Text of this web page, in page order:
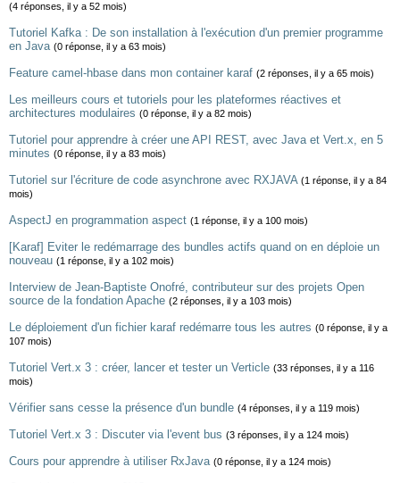
(4 réponses, il y a 52 mois)
Tutoriel Kafka : De son installation à l'exécution d'un premier programme
en Java (0 réponse, il y a 63 mois)
Feature camel-hbase dans mon container karaf (2 réponses, il y a 65 mois)
Les meilleurs cours et tutoriels pour les plateformes réactives et
architectures modulaires (0 réponse, il y a 82 mois)
Tutoriel pour apprendre à créer une API REST, avec Java et Vert.x, en 5
minutes (0 réponse, il y a 83 mois)
Tutoriel sur l'écriture de code asynchrone avec RXJAVA (1 réponse, il y a 84
mois)
AspectJ en programmation aspect (1 réponse, il y a 100 mois)
[Karaf] Eviter le redémarrage des bundles actifs quand on en déploie un
nouveau (1 réponse, il y a 102 mois)
Interview de Jean-Baptiste Onofré, contributeur sur des projets Open
source de la fondation Apache (2 réponses, il y a 103 mois)
Le déploiement d'un fichier karaf redémarre tous les autres (0 réponse, il y a
107 mois)
Tutoriel Vert.x 3 : créer, lancer et tester un Verticle (33 réponses, il y a 116
mois)
Vérifier sans cesse la présence d'un bundle (4 réponses, il y a 119 mois)
Tutoriel Vert.x 3 : Discuter via l'event bus (3 réponses, il y a 124 mois)
Cours pour apprendre à utiliser RxJava (0 réponse, il y a 124 mois)